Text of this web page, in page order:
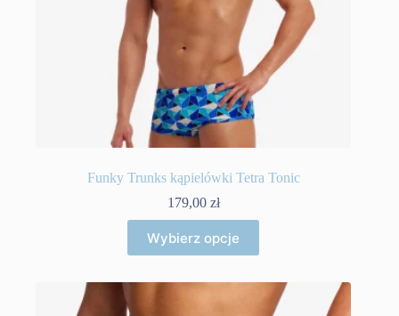
Funky Trunks kąpielówki Tetra Tonic
179,00 zł
Wybierz opcje
produkt
ma
Opcje